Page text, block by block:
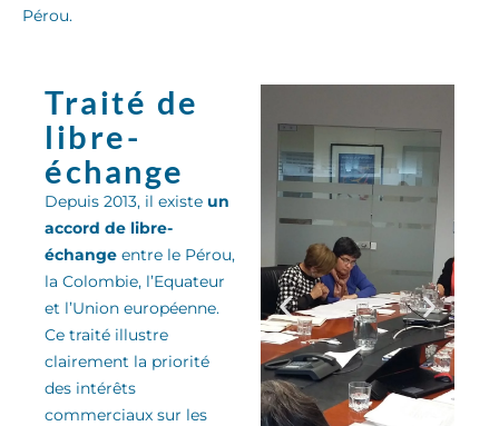
Pérou.
Traité de
libre-
échange
Depuis 2013, il existe un
accord de libre-
échange entre le Pérou,
la Colombie, l’Equateur
et l’Union européenne.
Ce traité illustre
clairement la priorité
des intérêts
commerciaux sur les